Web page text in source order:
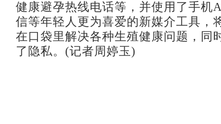
健康避孕热线电话等，并使用了手机
信等年轻人更为喜爱的新媒介工具，
在口袋里解决各种生殖健康问题，同
了隐私。(记者周婷玉)